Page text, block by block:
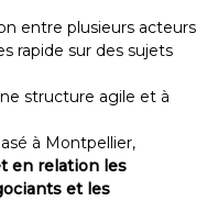
entre plusieurs acteurs
rapide sur des sujets
structure agile et à
à Montpellier,
en relation les
et les